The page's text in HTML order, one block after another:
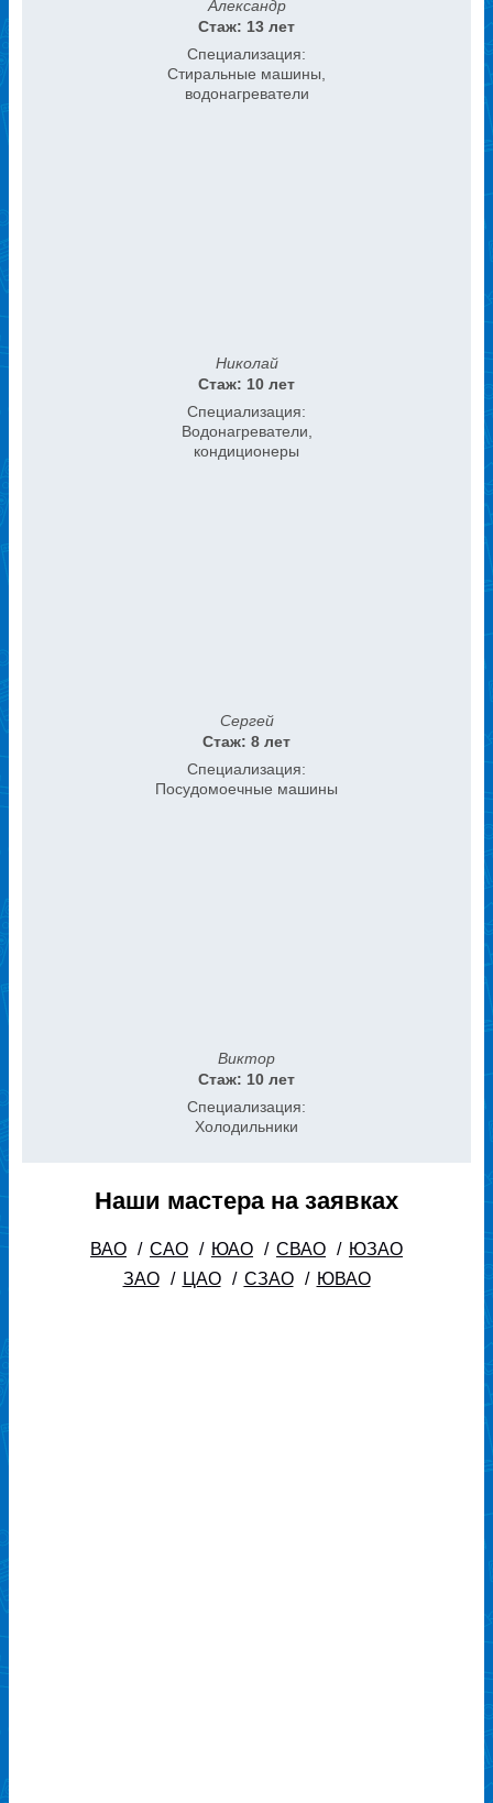
Александр
Стаж: 13 лет
Специализация:
Стиральные машины,
водонагреватели
Николай
Стаж: 10 лет
Специализация:
Водонагреватели,
кондиционеры
Сергей
Стаж: 8 лет
Специализация:
Посудомоечные машины
Виктор
Стаж: 10 лет
Специализация:
Холодильники
Наши мастера на заявках
ВАО / САО / ЮАО / СВАО / ЮЗАО
ЗАО
/ ЦАО / СЗАО / ЮВАО